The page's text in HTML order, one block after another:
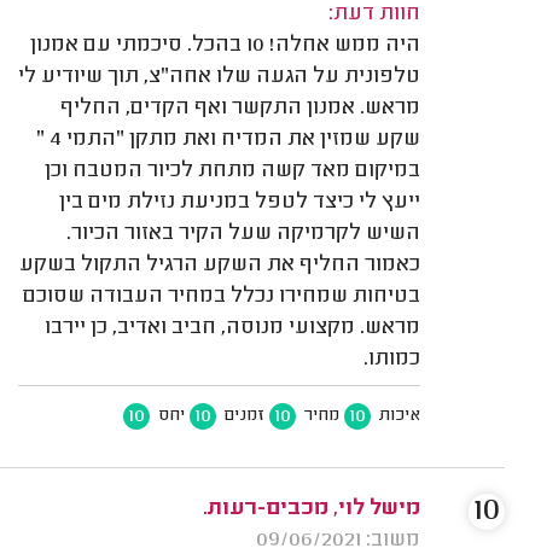
חוות דעת:
היה ממש אחלה! 10 בהכל. סיכמתי עם אמנון
טלפונית על הגעה שלו אחה"צ, תוך שיודיע לי
מראש. אמנון התקשר ואף הקדים, החליף
שקע שמזין את המדיח ואת מתקן "התמי 4 "
במיקום מאד קשה מתחת לכיור המטבח וכן
ייעץ לי כיצד לטפל במניעת נזילת מים בין
השיש לקרמיקה שעל הקיר באזור הכיור.
כאמור החליף את השקע הרגיל התקול בשקע
בטיחות שמחירו נכלל במחיר העבודה שסוכם
מראש. מקצועי מנוסה, חביב ואדיב, כן יירבו
כמותו.
איכות 10 מחיר 10 זמנים 10 יחס 10
מישל לוי, מכבים-רעות.
משוב: 09/06/2021
10